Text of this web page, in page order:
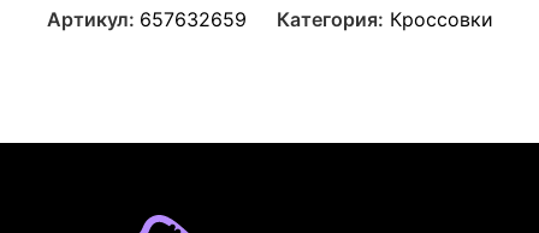
Артикул: 657632659 Категория: Кроссовки